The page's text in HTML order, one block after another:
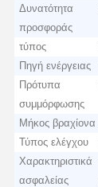
Δυνατότητα
προσφοράς
τύπος
Πηγή ενέργειας
Πρότυπα
συμμόρφωσης
Μήκος βραχίονα
Τύπος ελέγχου
Χαρακτηριστικά
ασφαλείας